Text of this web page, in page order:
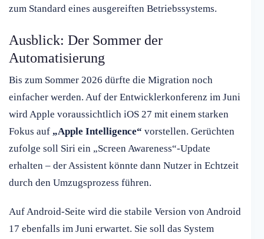
zum Standard eines ausgereiften Betriebssystems.
Ausblick: Der Sommer der
Automatisierung
Bis zum Sommer 2026 dürfte die Migration noch
einfacher werden. Auf der Entwicklerkonferenz im Juni
wird Apple voraussichtlich iOS 27 mit einem starken
Fokus auf „Apple Intelligence“ vorstellen. Gerüchten
zufolge soll Siri ein „Screen Awareness“-Update
erhalten – der Assistent könnte dann Nutzer in Echtzeit
durch den Umzugsprozess führen.
Auf Android-Seite wird die stabile Version von Android
17 ebenfalls im Juni erwartet. Sie soll das System